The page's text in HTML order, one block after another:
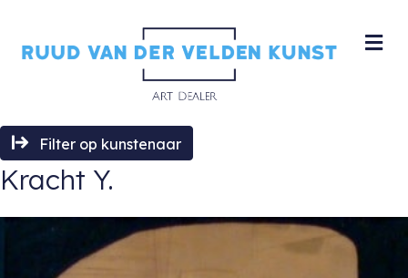
Filter op kunstenaar
Kracht Y.